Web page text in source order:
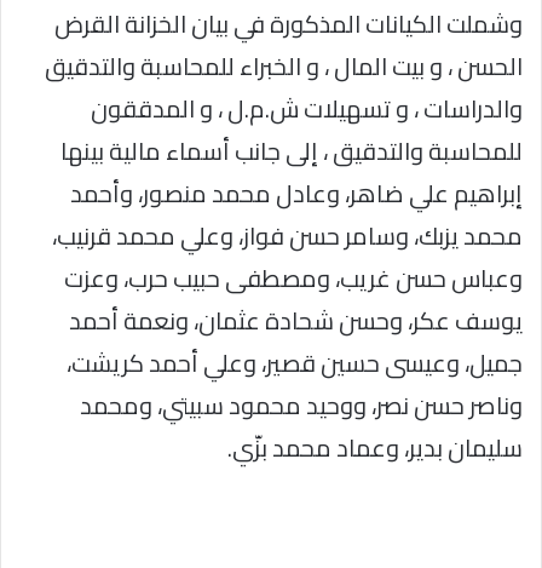
وشملت الكيانات المذكورة في بيان الخزانة القرض
الحسن ، و بيت المال ، و الخبراء للمحاسبة والتدقيق
والدراسات ، و تسهيلات ش.م.ل ، و المدققون
للمحاسبة والتدقيق ، إلى جانب أسماء مالية بينها
إبراهيم علي ضاهر، وعادل محمد منصور، وأحمد
محمد يزبك، وسامر حسن فواز، وعلي محمد قرنيب،
وعباس حسن غريب، ومصطفى حبيب حرب، وعزت
يوسف عكر، وحسن شحادة عثمان، ونعمة أحمد
جميل، وعيسى حسين قصير، وعلي أحمد كريشت،
وناصر حسن نصر، ووحيد محمود سبيتي، ومحمد
سليمان بدير، وعماد محمد بزّي.